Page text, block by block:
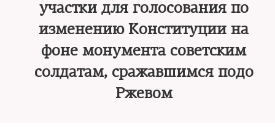
участки для голосования по
изменению Конституции на
фоне монумента советским
солдатам, сражавшимся подо
Ржевом